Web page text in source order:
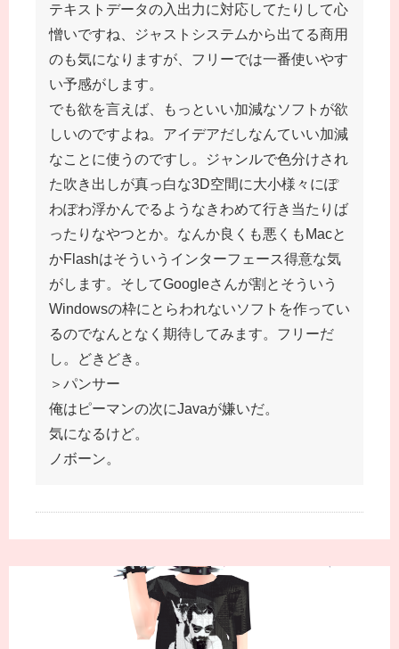
テキストデータの入出力に対応してたりして心
憎いですね、ジャストシステムから出てる商用
のも気になりますが、フリーでは一番使いやす
い予感がします。
でも欲を言えば、もっといい加減なソフトが欲
しいのですよね。アイデアだしなんていい加減
なことに使うのですし。ジャンルで色分けされ
た吹き出しが真っ白な3D空間に大小様々にぽ
わぽわ浮かんでるようなきわめて行き当たりば
ったりなやつとか。なんか良くも悪くもMacと
かFlashはそういうインターフェース得意な気
がします。そしてGoogleさんが割とそういう
Windowsの枠にとらわれないソフトを作ってい
るのでなんとなく期待してみます。フリーだ
し。どきどき。
＞パンサー
俺はピーマンの次にJavaが嫌いだ。
気になるけど。
ノボーン。